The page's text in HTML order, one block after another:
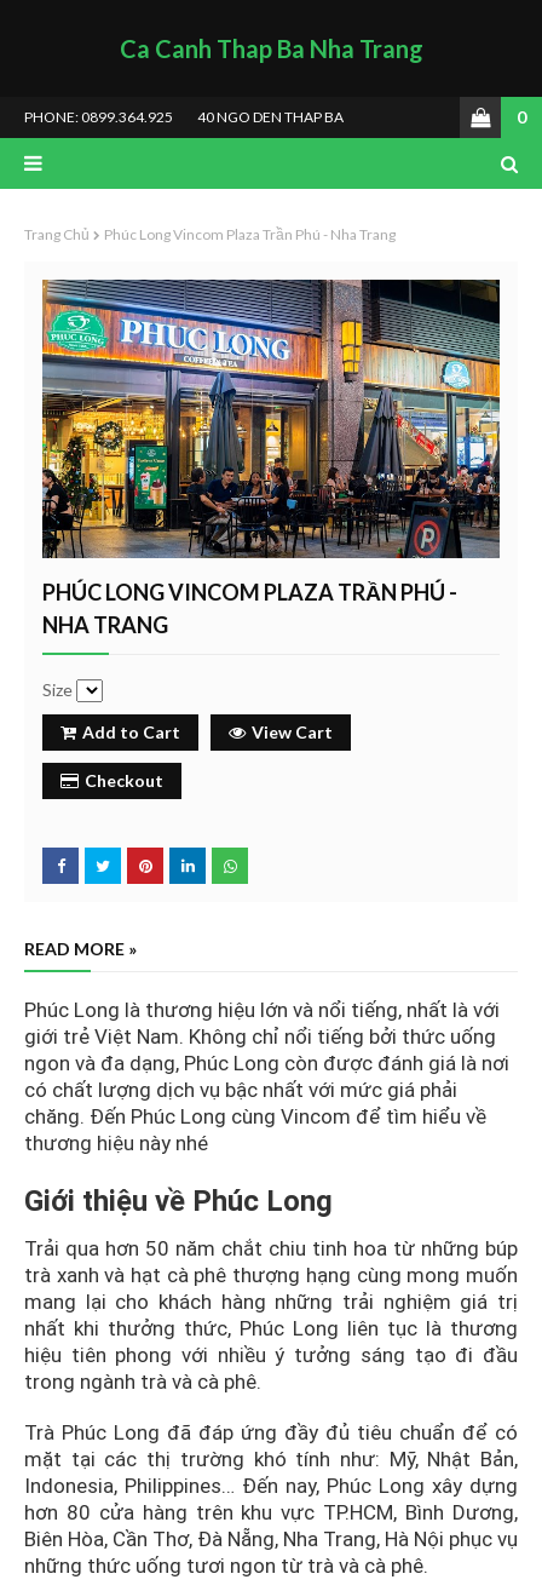
Ca Canh Thap Ba Nha Trang
PHONE: 0899.364.925 40 NGO DEN THAP BA 0
Trang Chủ Phúc Long Vincom Plaza Trần Phú - Nha Trang
PHÚC LONG VINCOM PLAZA TRẦN PHÚ -
NHA TRANG
Size
Add to Cart View Cart
Checkout
READ MORE »
Phúc Long là thương hiệu lớn và nổi tiếng, nhất là với
giới trẻ Việt Nam. Không chỉ nổi tiếng bởi thức uống
ngon và đa dạng, Phúc Long còn được đánh giá là nơi
có chất lượng dịch vụ bậc nhất với mức giá phải
chăng. Đến Phúc Long cùng Vincom để tìm hiểu về
thương hiệu này nhé
Giới thiệu về Phúc Long
Trải qua hơn 50 năm chắt chiu tinh hoa từ những búp
trà xanh và hạt cà phê thượng hạng cùng mong muốn
mang lại cho khách hàng những trải nghiệm giá trị
nhất khi thưởng thức, Phúc Long liên tục là thương
hiệu tiên phong với nhiều ý tưởng sáng tạo đi đầu
trong ngành trà và cà phê.
Trà Phúc Long đã đáp ứng đầy đủ tiêu chuẩn để có
mặt tại các thị trường khó tính như: Mỹ, Nhật Bản,
Indonesia, Philippines… Đến nay, Phúc Long xây dựng
hơn 80 cửa hàng trên khu vực TP.HCM, Bình Dương,
Biên Hòa, Cần Thơ, Đà Nẵng, Nha Trang, Hà Nội phục vụ
những thức uống tươi ngon từ trà và cà phê.